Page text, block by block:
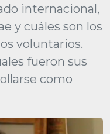
internacional,
y cuáles son los
voluntarios.
fueron sus
como